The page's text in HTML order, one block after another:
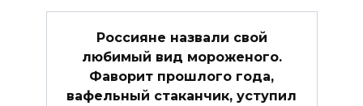
Россияне назвали свой
любимый вид мороженого.
Фаворит прошлого года,
вафельный стаканчик, уступил